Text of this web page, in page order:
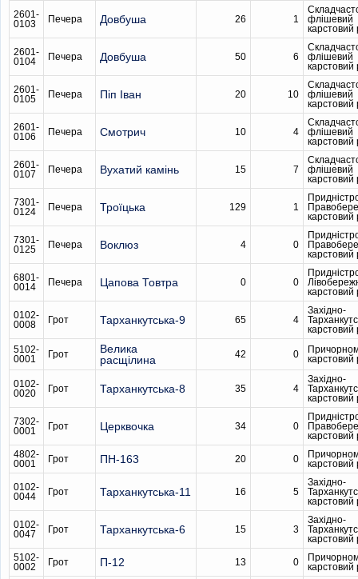
2601-
0103
Печера Довбуша 26 1
флішевий
карстовий
2601-
0104
Печера Довбуша 50 6
флішевий
карстовий
2601-
0105
Печера Піп Іван 20 10
флішевий
карстовий
2601-
0106
Печера Смотрич 10 4
флішевий
карстовий
2601-
0107
Печера Вухатий камінь 15 7
флішевий
карстовий
7301-
0124
Печера Троїцька 129 1
карстовий
7301-
0125
Печера Воклюз 4 0
карстовий
6801-
0014
Печера Цапова Товтра 0 0
карстовий
0102-
0008
Грот Тарханкутська-9 65 4
Західно-
карстовий
5102-
0001
Грот
Велика
расщілина
42 0
карстовий
0102-
0020
Грот Тарханкутська-8 35 4
Західно-
карстовий
7302-
0001
Грот Церквочка 34 0
карстовий
4802-
0001
Грот ПН-163 20 0
карстовий
0102-
0044
Грот Тарханкутська-11 16 5
Західно-
карстовий
0102-
0047
Грот Тарханкутська-6 15 3
Західно-
карстовий
5102-
0002
Грот П-12 13 0
карстовий